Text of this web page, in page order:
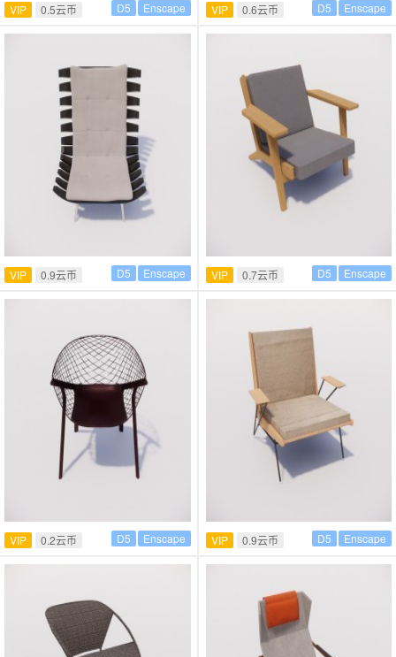
VIP 0.5云币 Enscape
D5 VIP 0.6云币 Enscape
D5
VIP 0.9云币 Enscape
D5 VIP 0.7云币 Enscape
D5
VIP 0.2云币 Enscape
D5 VIP 0.9云币 Enscape
D5